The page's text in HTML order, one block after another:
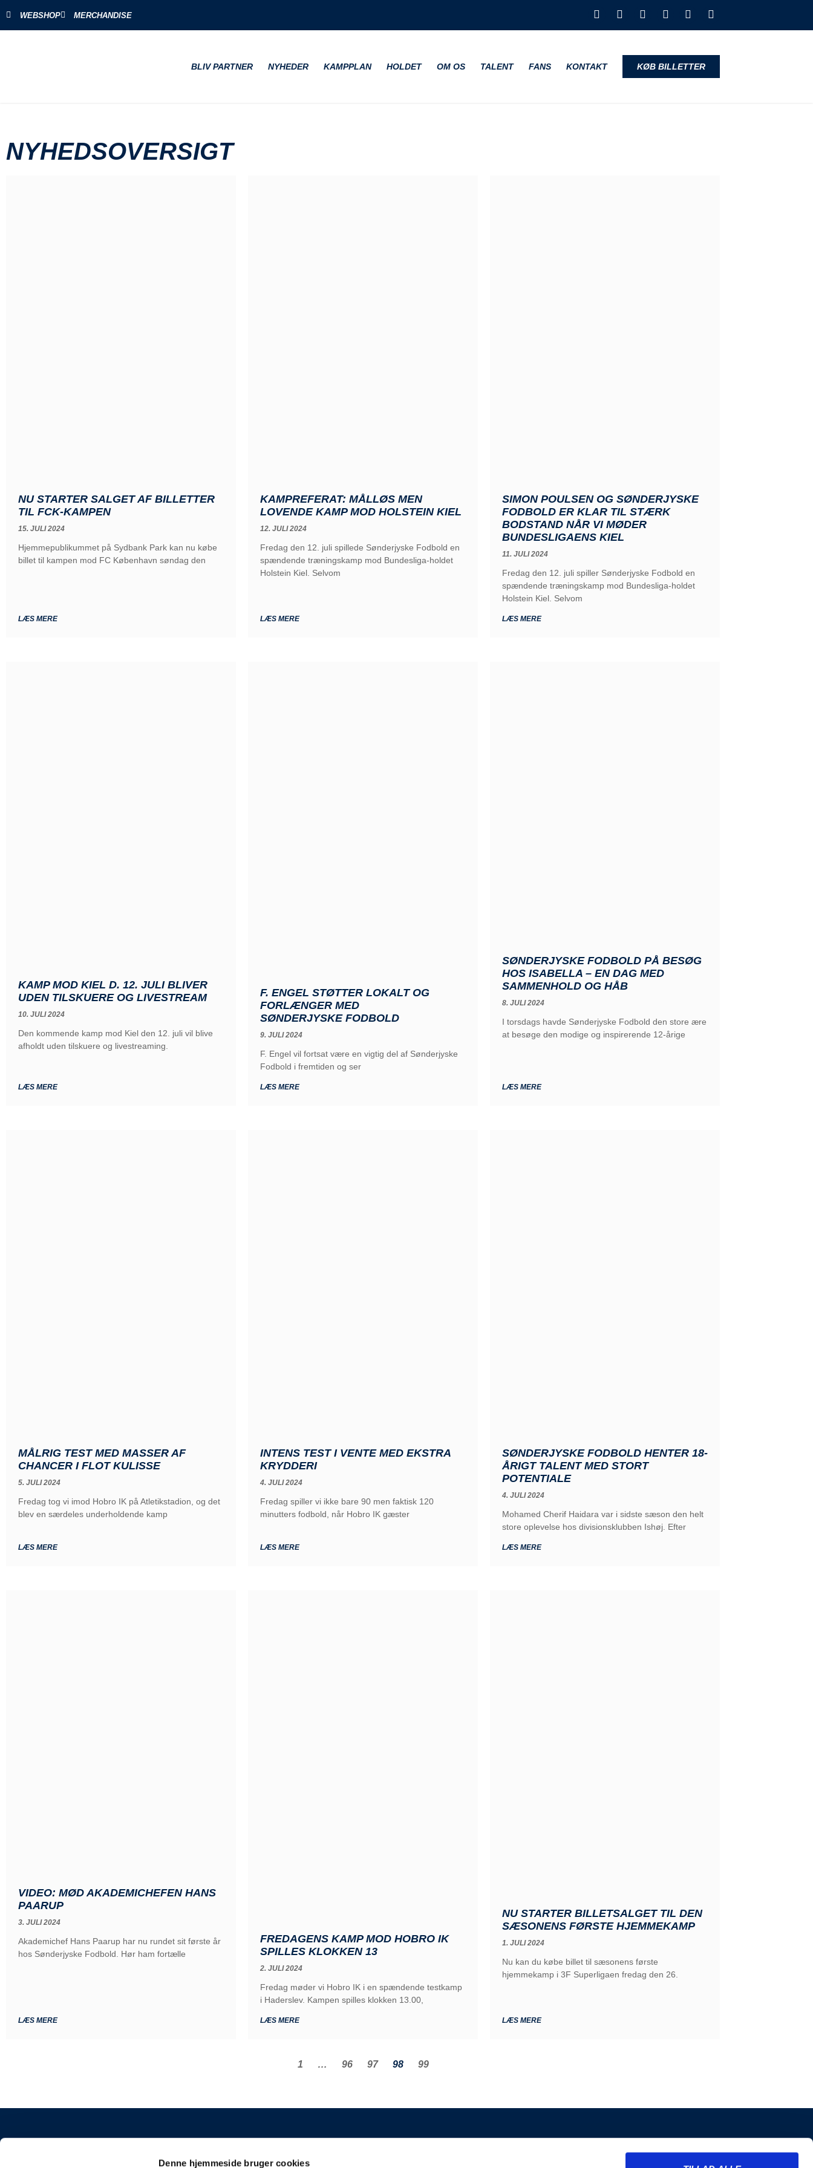
Denne hjemmeside bruger cookies
WEBSHOP MERCHANDISE
BLIV PARTNER NYHEDER KAMPPLAN HOLDET OM OS TALENT FANS KONTAKT KØB BILLETTER
NYHEDSOVERSIGT
NU STARTER SALGET AF BILLETTER
TIL FCK-KAMPEN
15. JULI 2024
Hjemmepublikummet på Sydbank Park kan nu købe
billet til kampen mod FC København søndag den
LÆS MERE
KAMPREFERAT: MÅLLØS MEN
LOVENDE KAMP MOD HOLSTEIN KIEL
12. JULI 2024
Fredag den 12. juli spillede Sønderjyske Fodbold en
spændende træningskamp mod Bundesliga-holdet
Holstein Kiel. Selvom
LÆS MERE
SIMON POULSEN OG SØNDERJYSKE
FODBOLD ER KLAR TIL STÆRK
BODSTAND NÅR VI MØDER
BUNDESLIGAENS KIEL
11. JULI 2024
Fredag den 12. juli spiller Sønderjyske Fodbold en
spændende træningskamp mod Bundesliga-holdet
Holstein Kiel. Selvom
LÆS MERE
KAMP MOD KIEL D. 12. JULI BLIVER
UDEN TILSKUERE OG LIVESTREAM
10. JULI 2024
Den kommende kamp mod Kiel den 12. juli vil blive
afholdt uden tilskuere og livestreaming.
LÆS MERE
F. ENGEL STØTTER LOKALT OG
FORLÆNGER MED
SØNDERJYSKE FODBOLD
9. JULI 2024
F. Engel vil fortsat være en vigtig del af Sønderjyske
Fodbold i fremtiden og ser
LÆS MERE
SØNDERJYSKE FODBOLD PÅ BESØG
HOS ISABELLA – EN DAG MED
SAMMENHOLD OG HÅB
8. JULI 2024
I torsdags havde Sønderjyske Fodbold den store ære
at besøge den modige og inspirerende 12-årige
LÆS MERE
MÅLRIG TEST MED MASSER AF
CHANCER I FLOT KULISSE
5. JULI 2024
Fredag tog vi imod Hobro IK på Atletikstadion, og det
blev en særdeles underholdende kamp
LÆS MERE
INTENS TEST I VENTE MED EKSTRA
KRYDDERI
4. JULI 2024
Fredag spiller vi ikke bare 90 men faktisk 120
minutters fodbold, når Hobro IK gæster
LÆS MERE
SØNDERJYSKE FODBOLD HENTER 18-
ÅRIGT TALENT MED STORT
POTENTIALE
4. JULI 2024
Mohamed Cherif Haidara var i sidste sæson den helt
store oplevelse hos divisionsklubben Ishøj. Efter
LÆS MERE
VIDEO: MØD AKADEMICHEFEN HANS
PAARUP
3. JULI 2024
Akademichef Hans Paarup har nu rundet sit første år
hos Sønderjyske Fodbold. Hør ham fortælle
LÆS MERE
FREDAGENS KAMP MOD HOBRO IK
SPILLES KLOKKEN 13
2. JULI 2024
Fredag møder vi Hobro IK i en spændende testkamp
i Haderslev. Kampen spilles klokken 13.00,
LÆS MERE
NU STARTER BILLETSALGET TIL DEN
SÆSONENS FØRSTE HJEMMEKAMP
1. JULI 2024
Nu kan du købe billet til sæsonens første
hjemmekamp i 3F Superligaen fredag den 26.
LÆS MERE
1 … 96 97 98 99
INFORMATION